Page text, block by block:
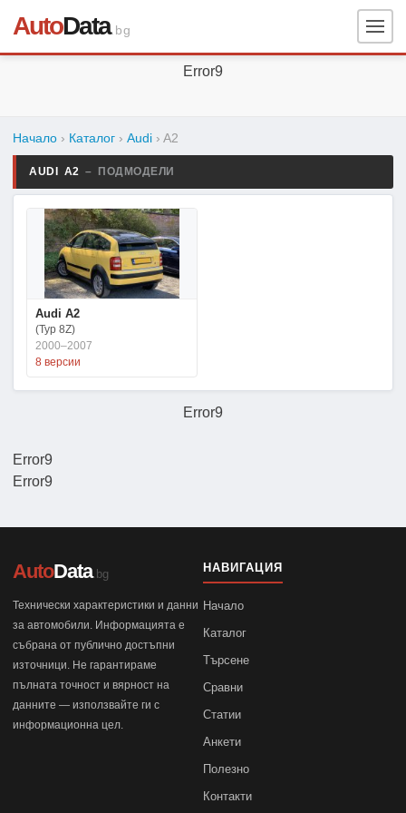
AutoData.bg
Error9
Error9
Начало › Каталог › Audi › A2
AUDI A2 – ПОДМОДЕЛИ
Audi A2
(Typ 8Z)
2000–2007
8 версии
Error9
Error9
AutoData.bg
Технически характеристики и данни
за автомобили. Информацията е
събрана от публично достъпни
източници. Не гарантираме
пълната точност и вярност на
данните — използвайте ги с
информационна цел.
НАВИГАЦИЯ
Начало
Каталог
Търсене
Сравни
Статии
Анкети
Полезно
Контакти